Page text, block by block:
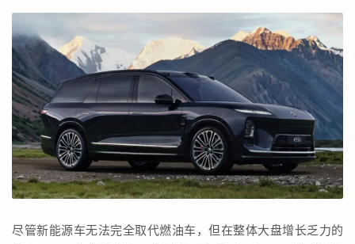
尽管新能源车无法完全取代燃油车，但在整体大盘增长乏力的